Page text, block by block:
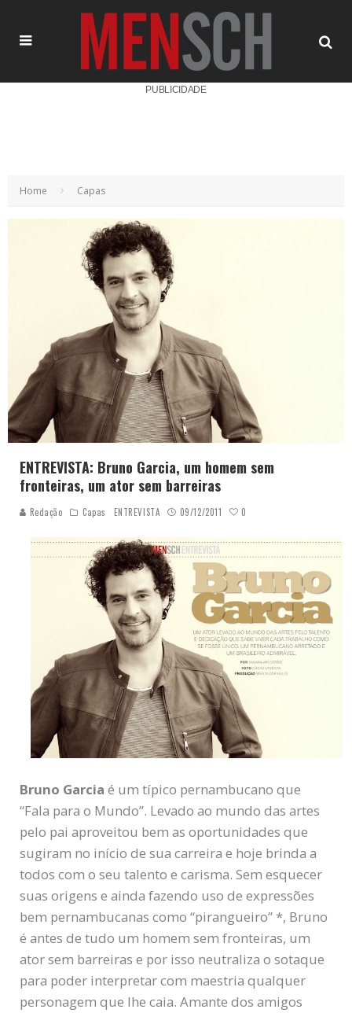
PUBLICIDADE
Home Capas
ENTREVISTA: Bruno Garcia, um homem sem
fronteiras, um ator sem barreiras
Redação Capas ENTREVISTA 09/12/2011 0
Bruno Garcia é um típico pernambucano que
“Fala para o Mundo”. Levado ao mundo das artes
pelo pai aproveitou bem as oportunidades que
sugiram no início de sua carreira e hoje brinda a
todos com o seu talento e carisma. Sem esquecer
suas origens e ainda fazendo uso de expressões
bem pernambucanas como “pirangueiro” *, Bruno
é antes de tudo um homem sem fronteiras, um
ator sem barreiras e por isso neutraliza o sotaque
para poder interpretar com maestria qualquer
personagem que lhe caia. Amante dos amigos